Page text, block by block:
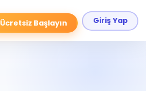
Ücretsiz Başlayın Giriş Yap